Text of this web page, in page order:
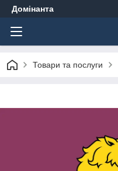
Домінанта
Товари та послуги